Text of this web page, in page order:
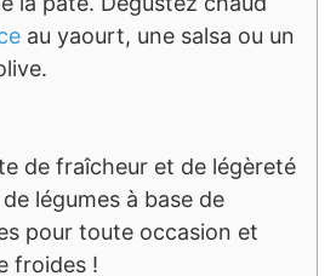
au yaourt, une salsa ou un
de fraîcheur et de légèreté
légumes à base de
pour toute occasion et
froides !